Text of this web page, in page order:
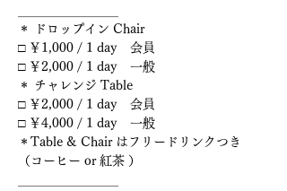
＊ ドロップイン Chair
□ ￥1,000 / 1 day　会員
□ ￥2,000 / 1 day　一般
＊ チャレンジ Table
□ ￥2,000 / 1 day　会員
□ ￥4,000 / 1 day　一般
＊Table & Chair はフリードリンクつき
（コーヒー or 紅茶 ）